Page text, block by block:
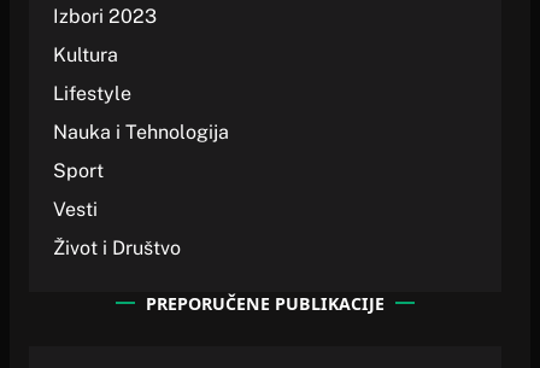
Izbori 2023
Kultura
Lifestyle
Nauka i Tehnologija
Sport
Vesti
Život i Društvo
PREPORUČENE PUBLIKACIJE